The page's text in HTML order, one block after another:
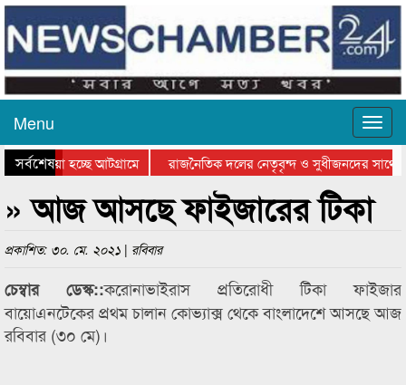
Menu
সর্বশেষ
যাওয়া হচ্ছে আটগ্রামে
রাজনৈতিক দলের নেতৃবৃন্দ ও সুধীজনদের সাথে
সিলেটে বাংলাদেশ গ্রুপ থিয়েটার
» আজ আসছে ফাইজারের টিকা
প্রকাশিত: ৩০. মে. ২০২১ | রবিবার
চেম্বার ডেস্ক::করোনাভাইরাস প্রতিরোধী টিকা ফাইজার
বায়োএনটেকের প্রথম চালান কোভ্যাক্স থেকে বাংলাদেশে আসছে আজ
রবিবার (৩০ মে)।